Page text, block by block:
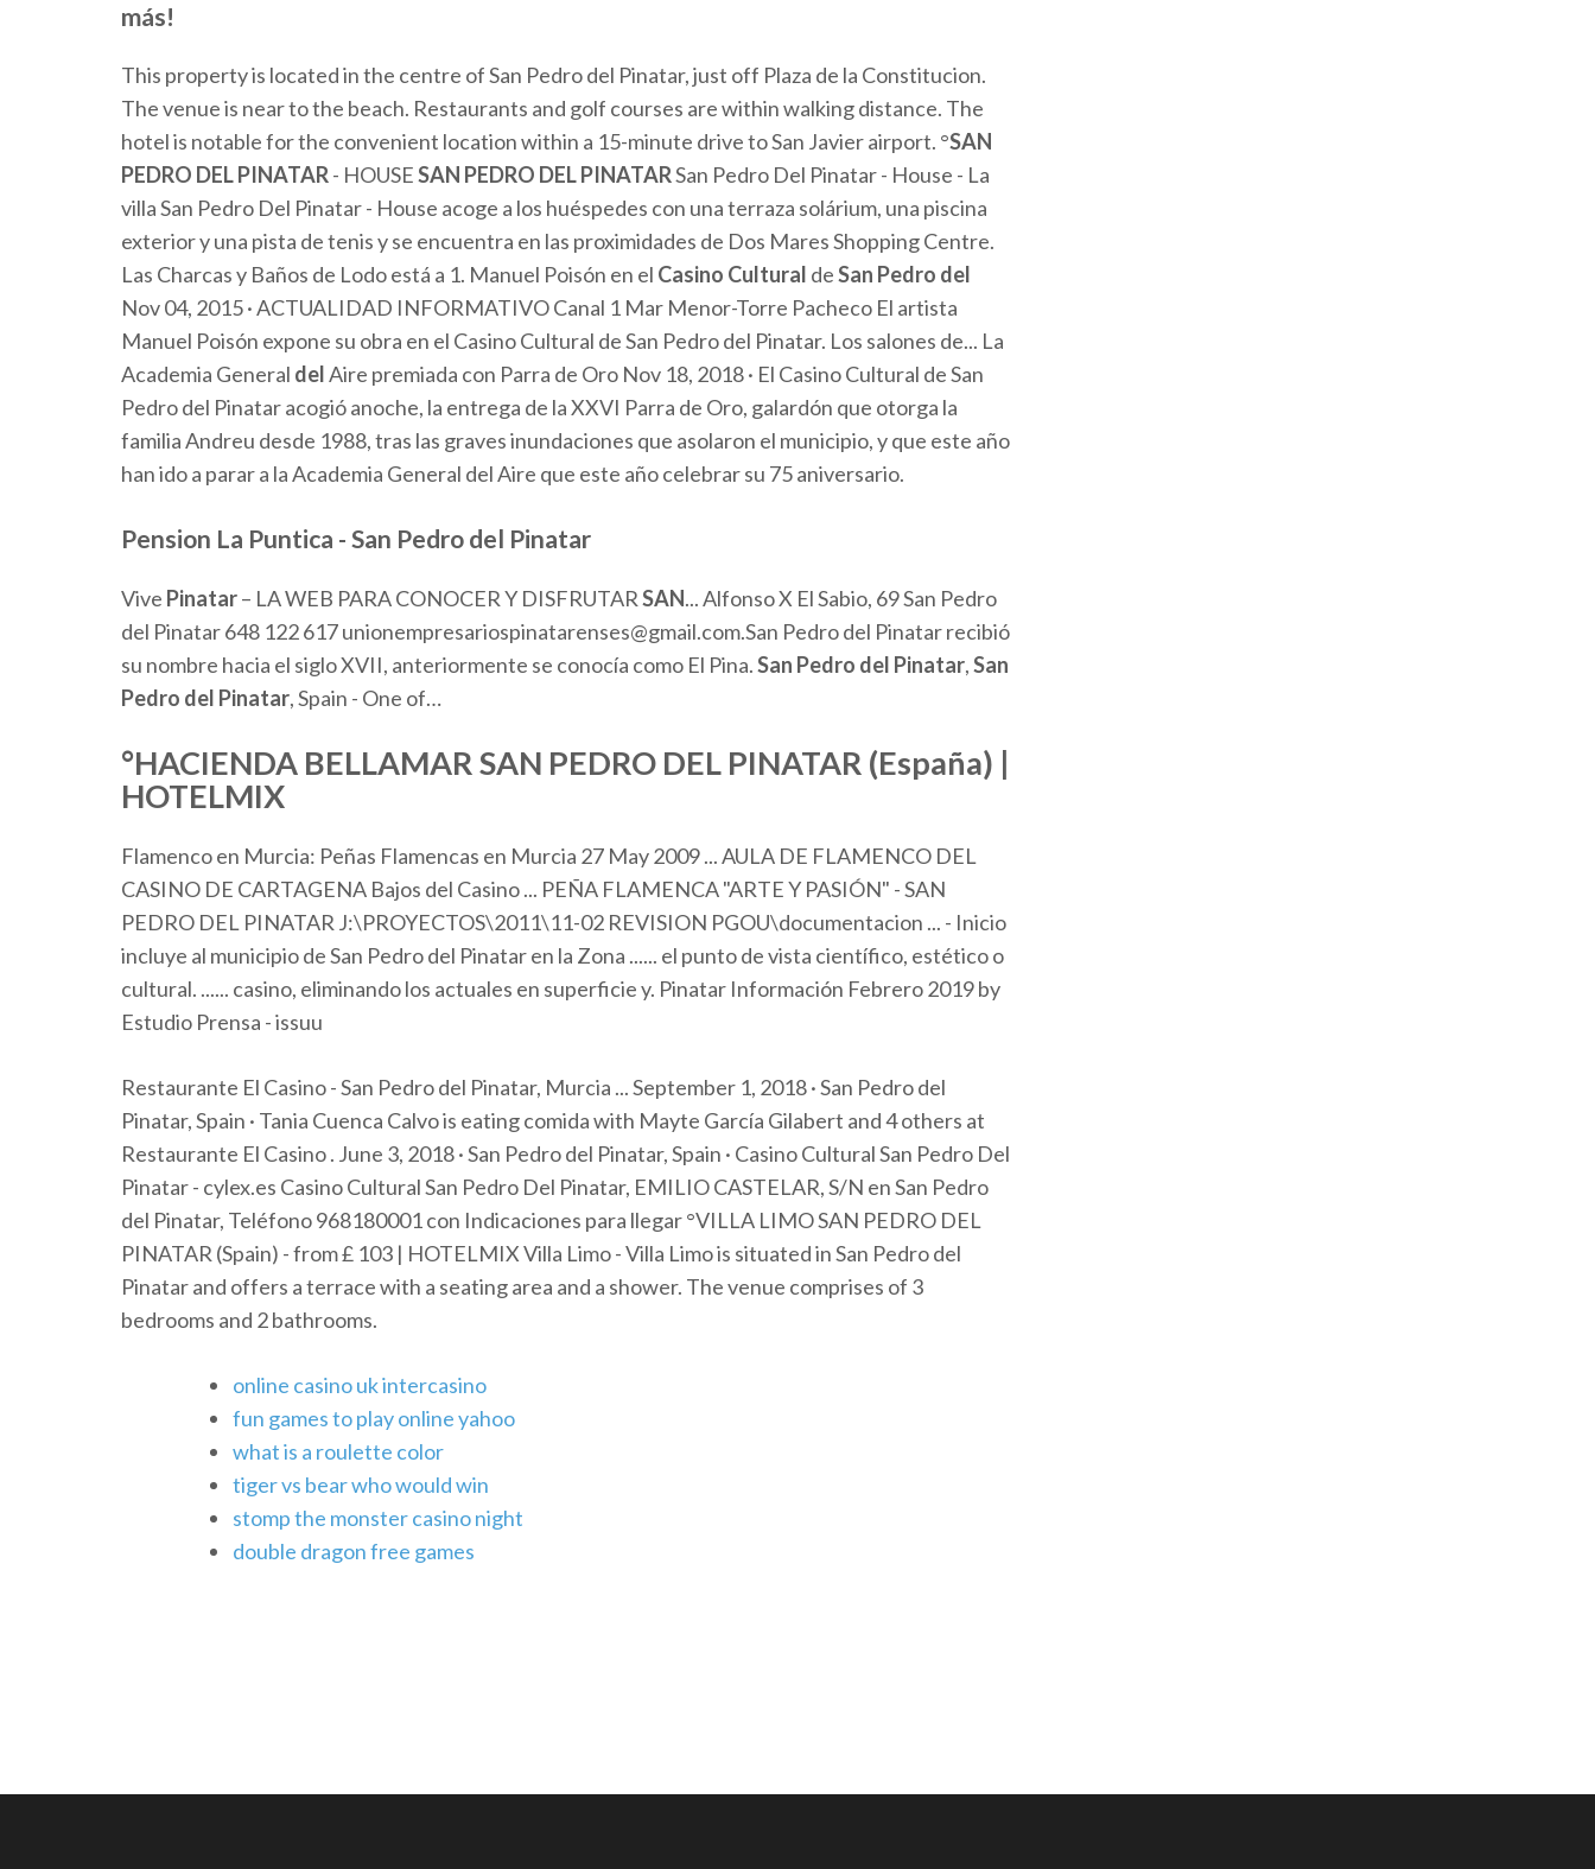
más!
This property is located in the centre of San Pedro del Pinatar, just off Plaza de la Constitucion.
The venue is near to the beach. Restaurants and golf courses are within walking distance. The
hotel is notable for the convenient location within a 15-minute drive to San Javier airport. °SAN
PEDRO DEL PINATAR- HOUSESAN PEDRO DEL PINATARSan Pedro Del Pinatar - House - La
villa San Pedro Del Pinatar - House acoge a los huéspedes con una terraza solárium, una piscina
exterior y una pista de tenis y se encuentra en las proximidades de Dos Mares Shopping Centre.
Las Charcas y Baños de Lodo está a 1. Manuel Poisón en el Casino Cultural deSan Pedro del
Nov 04, 2015 · ACTUALIDAD INFORMATIVO Canal 1 Mar Menor-Torre Pacheco El artista
Manuel Poisón expone su obra en el Casino Cultural de San Pedro del Pinatar. Los salones de... La
Academia General delAire premiada con Parra de Oro Nov 18, 2018 · El Casino Cultural de San
Pedro del Pinatar acogió anoche, la entrega de la XXVI Parra de Oro, galardón que otorga la
familia Andreu desde 1988, tras las graves inundaciones que asolaron el municipio, y que este año
han ido a parar a la Academia General del Aire que este año celebrar su 75 aniversario.
Pension La Puntica - San Pedro del Pinatar
Vive Pinatar– LA WEB PARA CONOCER Y DISFRUTARSAN... Alfonso X El Sabio, 69 San Pedro
del Pinatar 648 122 617 unionempresariospinatarenses@gmail.com.San Pedro del Pinatar recibió
su nombre hacia el siglo XVII, anteriormente se conocía como El Pina.San Pedro del Pinatar,San
Pedro del Pinatar, Spain - One of…
°HACIENDA BELLAMAR SAN PEDRO DEL PINATAR (España) |
HOTELMIX
Flamenco en Murcia: Peñas Flamencas en Murcia 27 May 2009 ... AULA DE FLAMENCO DEL
CASINO DE CARTAGENA Bajos del Casino ... PEÑA FLAMENCA "ARTE Y PASIÓN" - SAN
PEDRO DEL PINATAR J:\PROYECTOS\2011\11-02 REVISION PGOU\documentacion ... - Inicio
incluye al municipio de San Pedro del Pinatar en la Zona ...... el punto de vista científico, estético o
cultural. ...... casino, eliminando los actuales en superficie y. Pinatar Información Febrero 2019 by
Estudio Prensa - issuu
Restaurante El Casino - San Pedro del Pinatar, Murcia ... September 1, 2018 · San Pedro del
Pinatar, Spain · Tania Cuenca Calvo is eating comida with Mayte García Gilabert and 4 others at
Restaurante El Casino . June 3, 2018 · San Pedro del Pinatar, Spain · Casino Cultural San Pedro Del
Pinatar - cylex.es Casino Cultural San Pedro Del Pinatar, EMILIO CASTELAR, S/N en San Pedro
del Pinatar, Teléfono 968180001 con Indicaciones para llegar °VILLA LIMO SAN PEDRO DEL
PINATAR (Spain) - from £ 103 | HOTELMIX Villa Limo - Villa Limo is situated in San Pedro del
Pinatar and offers a terrace with a seating area and a shower. The venue comprises of 3
bedrooms and 2 bathrooms.
online casino uk intercasino
fun games to play online yahoo
what is a roulette color
tiger vs bear who would win
stomp the monster casino night
double dragon free games